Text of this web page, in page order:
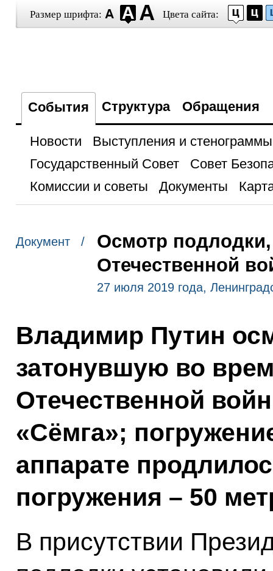
Размер шрифта: Цвета сайта:
События Структура Обращения
Новости
Выступления и стенограммы
Государственный Совет
Совет
Комиссии и советы
Документы
Документ /
Осмотр
Отечественной
27 июля 2019 года,
Владимир Путин
затонувшую во
Отечественной
«Сёмга»;
аппарате
погружения – 50
В присутствии